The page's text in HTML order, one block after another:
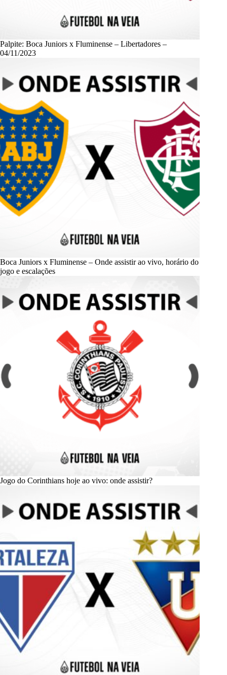
Palpite: Boca Juniors x Fluminense – Libertadores –
04/11/2023
Boca Juniors x Fluminense – Onde assistir ao vivo, horário do
jogo e escalações
Jogo do Corinthians hoje ao vivo: onde assistir?